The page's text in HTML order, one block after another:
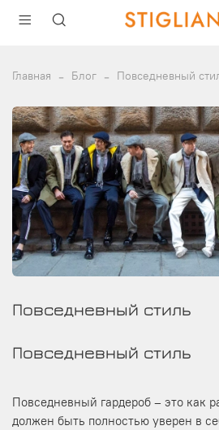
Главная Блог Повседневный
Повседневный стиль
Повседневный стиль
Повседневный гардероб – это как
должен быть полностью уверен в